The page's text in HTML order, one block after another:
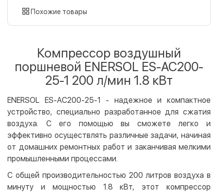
картой
LiqPay
Apple Pay
Google Pay
Безналичный расчет
Оплата на карту юр.лица
Бесплатно
Кредит
Оплата частями (Приватбанк)
Похожие товары
Компрессор воздушный
поршневой ENERSOL ES-AC200-
25-1 200 л/мин 1.8 кВт
ENERSOL ES-AC200-25-1 - надежное и компактное
устройство, специально разработанное для сжатия
воздуха. С его помощью вы сможете легко и
эффективно осуществлять различные задачи, начиная
от домашних ремонтных работ и заканчивая мелкими
промышленными процессами.
С общей производительностью 200 литров воздуха в
минуту и мощностью 1.8 кВт, этот компрессор